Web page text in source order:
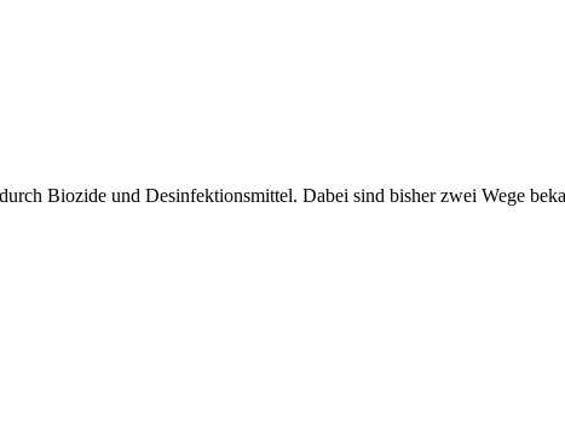
Biozide und Desinfektionsmittel. Dabei sind bisher zwei Wege